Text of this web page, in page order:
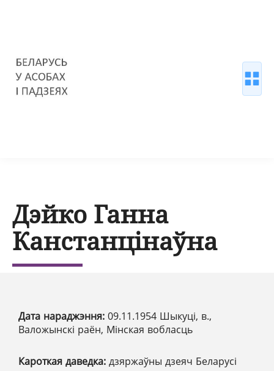
Дэйко Ганна
Канстанцінаўна
Дата нараджэння: 09.11.1954 Шыкуці, в.,
Валожынскі раён, Мінская вобласць
Кароткая даведка: дзяржаўны дзеяч Беларусі